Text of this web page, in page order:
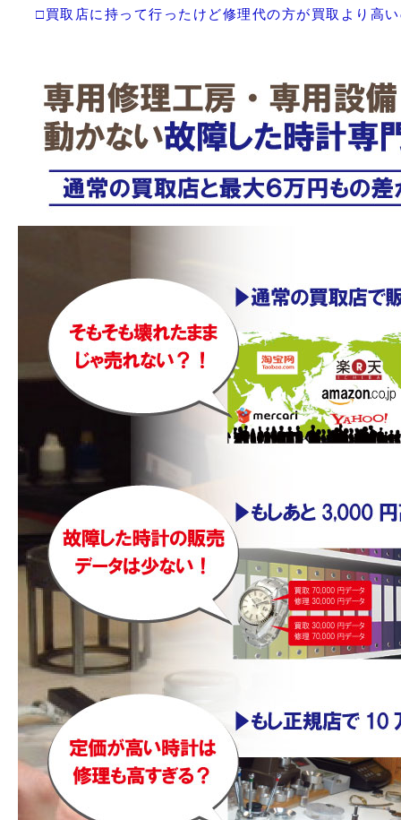
□買取店に持って行ったけど修理代の方が買取より高